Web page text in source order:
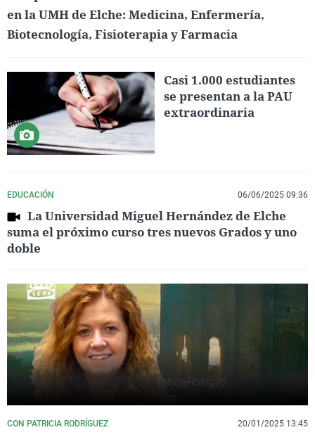
en la UMH de Elche: Medicina, Enfermería,
Biotecnología, Fisioterapia y Farmacia
Casi 1.000 estudiantes
se presentan a la PAU
extraordinaria
EDUCACIÓN 06/06/2025 09:36
La Universidad Miguel Hernández de Elche
suma el próximo curso tres nuevos Grados y uno
doble
CON PATRICIA RODRÍGUEZ 20/01/2025 13:45